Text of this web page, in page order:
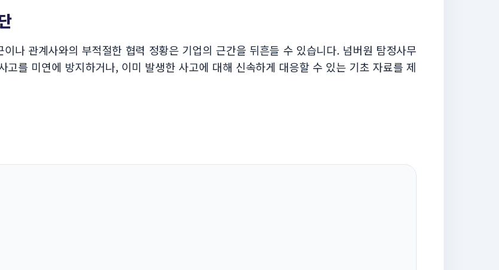
나 관계사와의 부적절한 협력 정황은 기업의 근간을 뒤흔들 수 있습니다. 넘버원 탐정사무
를 미연에 방지하거나, 이미 발생한 사고에 대해 신속하게 대응할 수 있는 기초 자료를 제